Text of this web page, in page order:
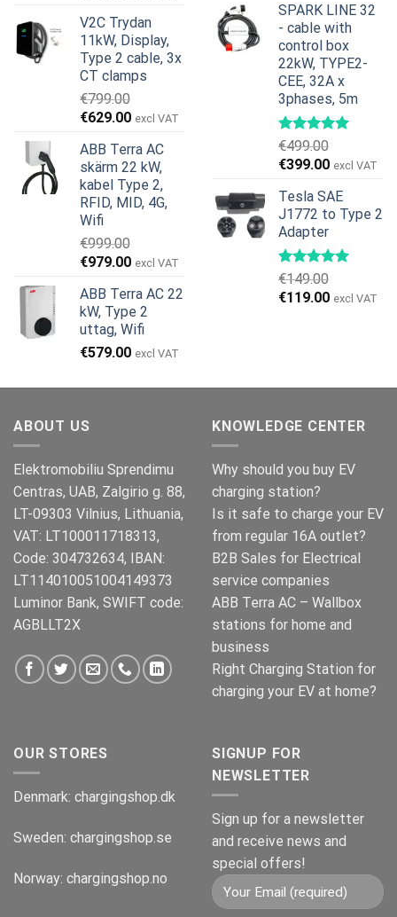
priset
var:
€599.00.
priset
är:
€379.00.
V2C Trydan
11kW, Display,
Type 2 cable, 3x
CT clamps
€799.00
Det
priset
var:
€799.00.
€629.00Det
priset
är:
€629.00.
excl VAT
ABB Terra AC
skärm 22 kW,
kabel Type 2,
RFID, MID, 4G,
Wifi
€999.00
Det
priset
var:
€999.00.
€979.00Det
priset
är:
€979.00.
excl VAT
ABB Terra AC 22
kW, Type 2
uttag, Wifi
€579.00 excl VAT
SPARK LINE 32
- cable with
control box
22kW, TYPE2-
CEE, 32A x
3phases, 5m
€499.00
Det
priset
var:
€499.00.
€399.00Det
priset
är:
excl VAT
Tesla SAE
J1772 to Type 2
Adapter
€149.00
Det
€119.00Det
excl VAT
ABOUT US
Elektromobiliu Sprendimu
Centras, UAB, Zalgirio g. 88,
LT-09303 Vilnius, Lithuania,
VAT: LT100011718313,
Code: 304732634, IBAN:
LT114010051004149373
Luminor Bank, SWIFT code:
AGBLLT2X
KNOWLEDGE CENTER
Why should you buy EV
charging station?
Is it safe to charge your EV
from regular 16A outlet?
B2B Sales for Electrical
service companies
ABB Terra AC – Wallbox
stations for home and
business
Right Charging Station for
charging your EV at home?
OUR STORES
Denmark: chargingshop.dk
Sweden: chargingshop.se
Norway: chargingshop.no
SIGNUP FOR
NEWSLETTER
Sign up for a newsletter
and receive news and
special offers!